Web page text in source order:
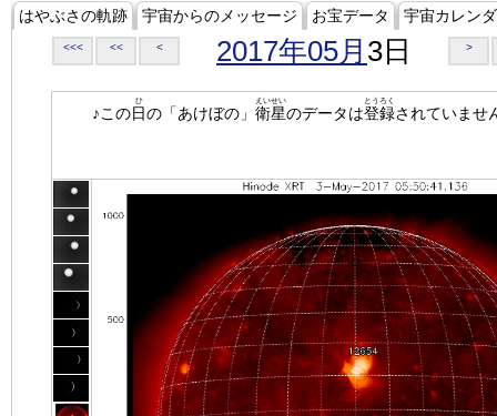
はやぶさの軌跡 宇宙からのメッセージ お宝データ 宇宙カレン
<<< << < 2017年05月 3日 >
♪この日
ひ
の「あけぼの」 衛星
えいせい
のデータは登録
とうろく
されていませ